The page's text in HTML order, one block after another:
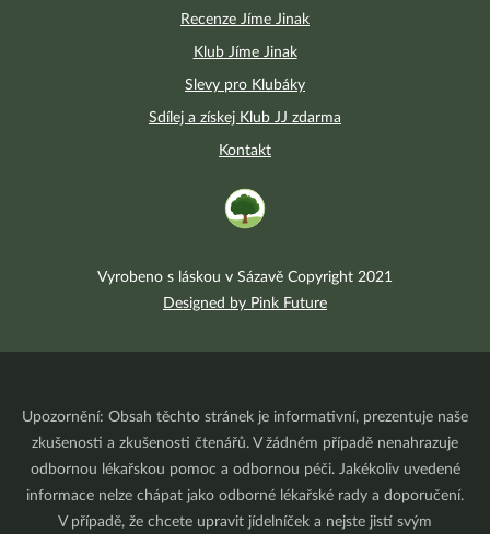
Recenze Jíme Jinak
Klub Jíme Jinak
Slevy pro Klubáky
Sdílej a získej Klub JJ zdarma
Kontakt
Vyrobeno s láskou v Sázavě Copyright 2021
Designed by Pink Future
Upozornění: Obsah těchto stránek je informativní, prezentuje naše
zkušenosti a zkušenosti čtenářů. V žádném případě nenahrazuje
odbornou lékařskou pomoc a odbornou péči. Jakékoliv uvedené
informace nelze chápat jako odborné lékařské rady a doporučení.
V případě, že chcete upravit jídelníček a nejste jistí svým